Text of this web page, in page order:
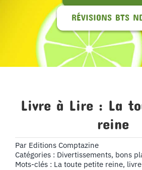
RÉVISIONS BTS
Livre à Lire : La
reine
Par Editions Comptazine
Catégories : Divertissements, bons
Mots-clés : La toute petite reine, livre